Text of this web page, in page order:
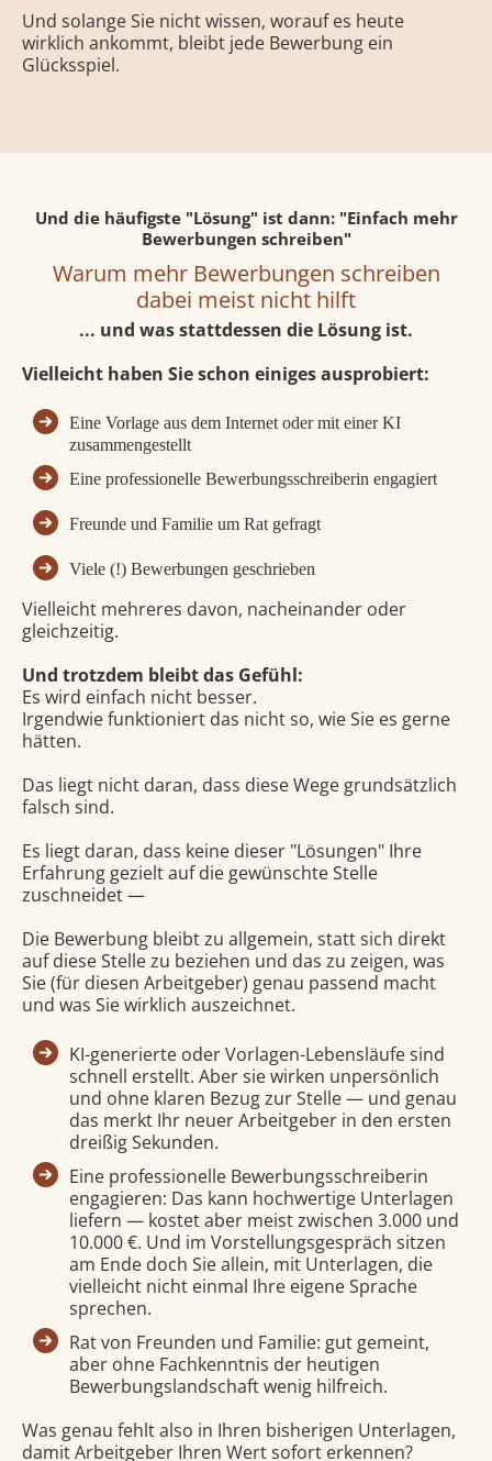
Und solange Sie nicht wissen, worauf es heute
wirklich ankommt, bleibt jede Bewerbung ein
Glücksspiel.
Und die häufigste "Lösung" ist dann: "Einfach mehr
Bewerbungen schreiben"
Warum mehr Bewerbungen schreiben
dabei meist nicht hilft
... und was stattdessen die Lösung ist.
Vielleicht haben Sie schon einiges ausprobiert:
Eine Vorlage aus dem Internet oder mit einer KI
zusammengestellt
Eine professionelle Bewerbungsschreiberin engagiert
Freunde und Familie um Rat gefragt
Viele (!) Bewerbungen geschrieben
Vielleicht mehreres davon, nacheinander oder
gleichzeitig.
Und trotzdem bleibt das Gefühl:
Es wird einfach nicht besser.
Irgendwie funktioniert das nicht so, wie Sie es gerne
hätten.
Das liegt nicht daran, dass diese Wege grundsätzlich
falsch sind.
Es liegt daran, dass keine dieser "Lösungen" Ihre
Erfahrung gezielt auf die gewünschte Stelle
zuschneidet —
Die Bewerbung bleibt zu allgemein, statt sich direkt
auf diese Stelle zu beziehen und das zu zeigen, was
Sie (für diesen Arbeitgeber) genau passend macht
und was Sie wirklich auszeichnet.
KI-generierte oder Vorlagen-Lebensläufe sind
schnell erstellt. Aber sie wirken unpersönlich
und ohne klaren Bezug zur Stelle — und genau
das merkt Ihr neuer Arbeitgeber in den ersten
dreißig Sekunden.
Eine professionelle Bewerbungsschreiberin
engagieren: Das kann hochwertige Unterlagen
liefern — kostet aber meist zwischen 3.000 und
10.000 €. Und im Vorstellungsgespräch sitzen
am Ende doch Sie allein, mit Unterlagen, die
vielleicht nicht einmal Ihre eigene Sprache
sprechen.
Rat von Freunden und Familie: gut gemeint,
aber ohne Fachkenntnis der heutigen
Bewerbungslandschaft wenig hilfreich.
Was genau fehlt also in Ihren bisherigen Unterlagen,
damit Arbeitgeber Ihren Wert sofort erkennen?